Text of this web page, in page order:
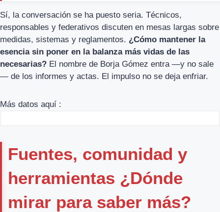
Sí, la conversación se ha puesto seria. Técnicos,
responsables y federativos discuten en mesas largas sobre
medidas, sistemas y reglamentos. ¿Cómo mantener la
esencia sin poner en la balanza más vidas de las
necesarias? El nombre de Borja Gómez entra —y no sale
— de los informes y actas. El impulso no se deja enfriar.
Más datos aquí :
Fuentes, comunidad y
herramientas ¿Dónde
mirar para saber más?